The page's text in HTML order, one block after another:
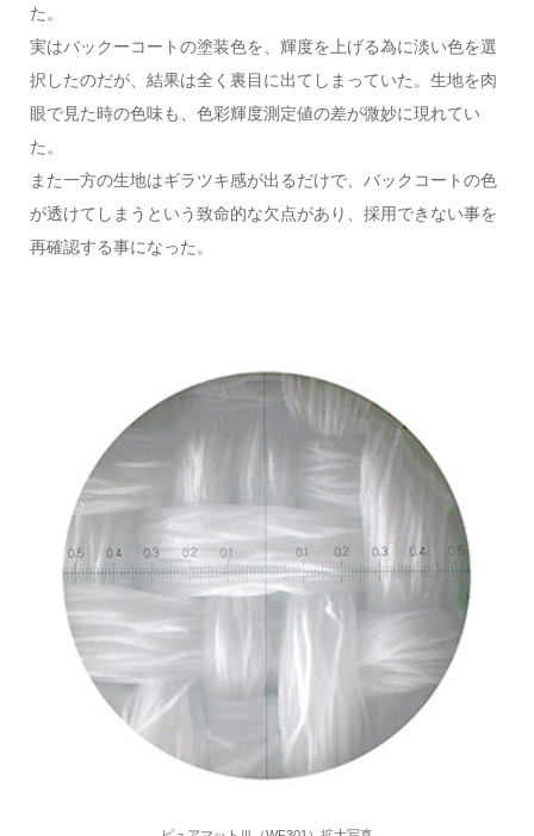
た。
実はバックーコートの塗装色を、輝度を上げる為に淡い色を選
択したのだが、結果は全く裏目に出てしまっていた。生地を肉
眼で見た時の色味も、色彩輝度測定値の差が微妙に現れてい
た。
また一方の生地はギラツキ感が出るだけで、バックコートの色
が透けてしまうという致命的な欠点があり、採用できない事を
再確認する事になった。